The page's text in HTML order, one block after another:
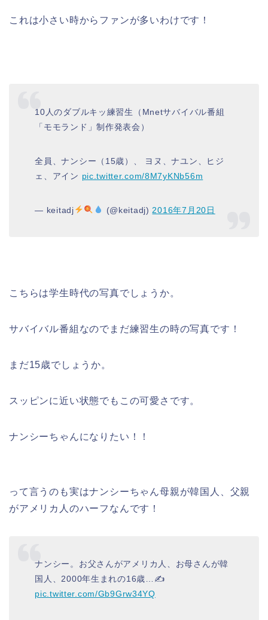
これは小さい時からファンが多いわけです！
10人のダブルキッ練習生（Mnetサバイバル番組
「モモランド」制作発表会）
全員、ナンシー（15歳）、 ヨヌ、ナユン、ヒジ
ェ、アイン pic.twitter.com/8M7yKNb56m
— keitadj (@keitadj) 2016年7月20日
こちらは学生時代の写真でしょうか。
サバイバル番組なのでまだ練習生の時の写真です！
まだ15歳でしょうか。
スッピンに近い状態でもこの可愛さです。
ナンシーちゃんになりたい！！
って言うのも実はナンシーちゃん母親が韓国人、父親
がアメリカ人のハーフなんです！
ナンシー。お父さんがアメリカ人、お母さんが韓
国人、2000年生まれの16歳…✍️
pic.twitter.com/Gb9Grw34YQ